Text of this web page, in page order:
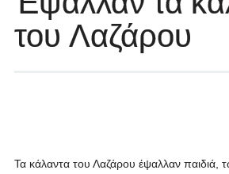
του Λαζάρου
Τα κάλαντα του Λαζάρου έψαλλαν παιδιά,